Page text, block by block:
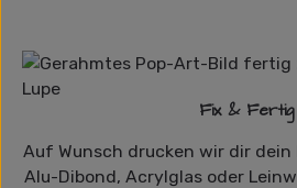
Fix & Fertig
Auf Wunsch drucken wir dir dein
Alu-Dibond, Acrylglas oder